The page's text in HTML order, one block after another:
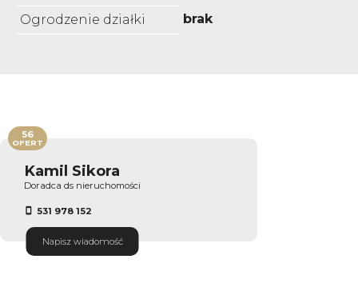
Ogrodzenie działki
brak
Kamil Sikora
Doradca ds nieruchomości
531 978 152
Napisz wiadomość
56
OFERT